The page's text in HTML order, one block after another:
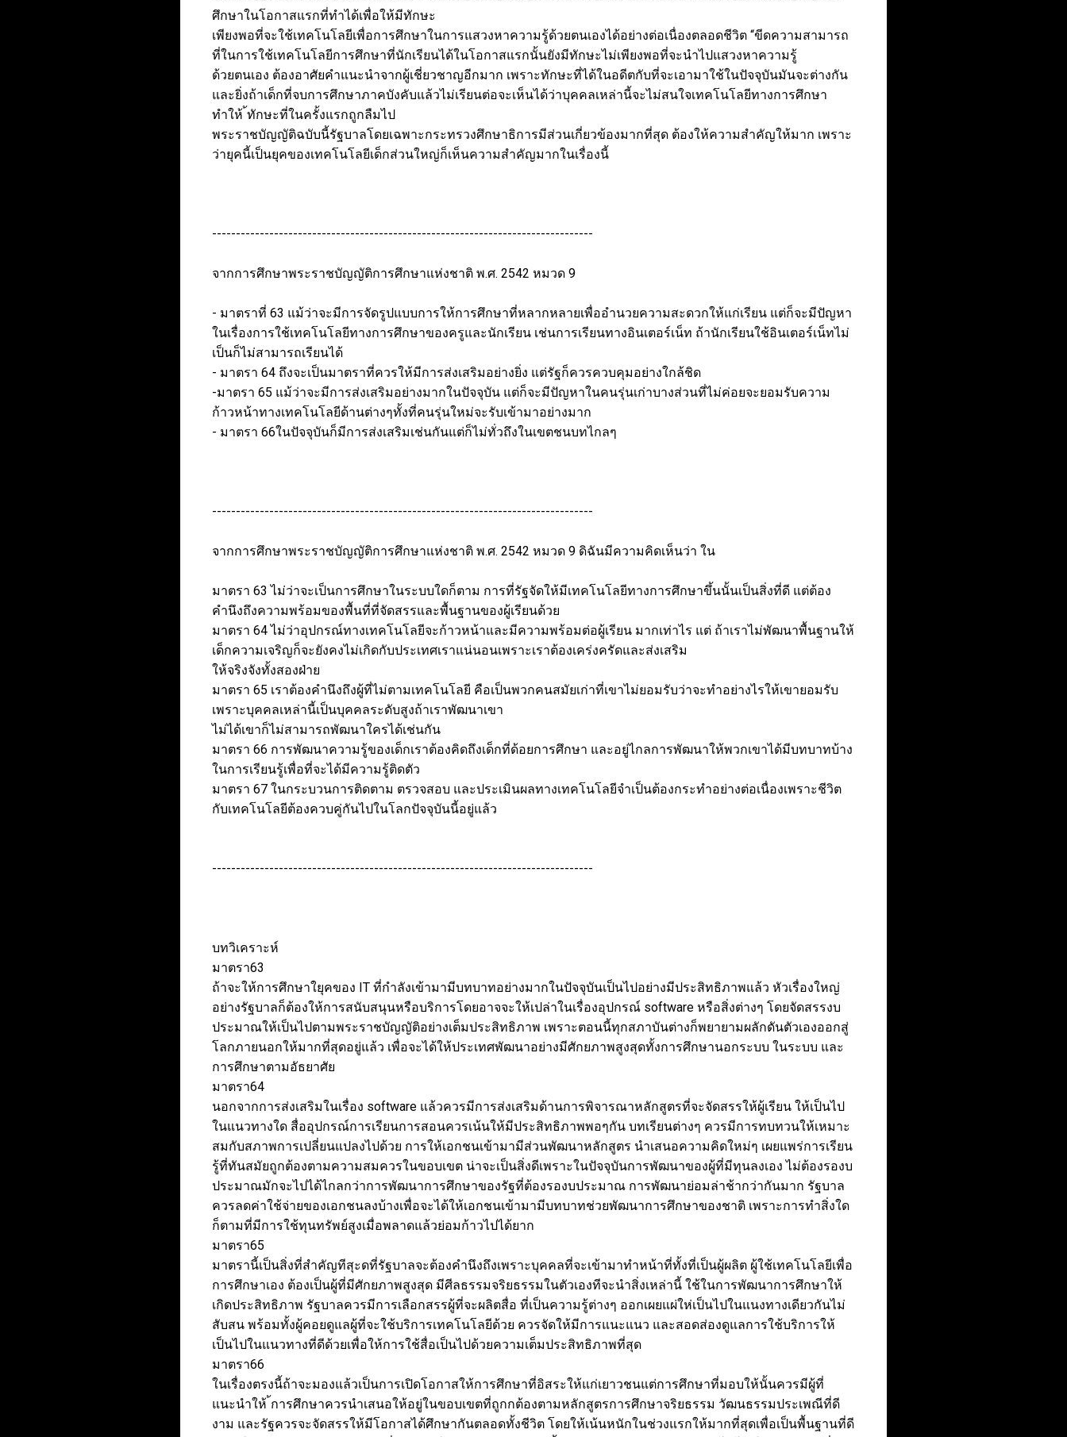
ศึกษาในโอกาสแรกที่ทำได้เพื่อให้มีทักษะ
เพียงพอที่จะใช้เทคโนโลยีเพื่อการศึกษาในการแสวงหาความรู้ด้วยตนเองได้อย่างต่อเนื่องตลอดชีวิต “ขีดความสามารถ
ที่ในการใช้เทคโนโลยีการศึกษาที่นักเรียนได้ในโอกาสแรกนั้นยังมีทักษะไม่เพียงพอที่จะนำไปแสวงหาความรู้
ด้วยตนเอง ต้องอาศัยคำแนะนำจากผู้เชี่ยวชาญอีกมาก เพราะทักษะที่ได้ในอดีตกับที่จะเอามาใช้ในปัจจุบันมันจะต่างกัน
และยิ่งถ้าเด็กที่จบการศึกษาภาคบังคับแล้วไม่เรียนต่อจะเห็นได้ว่าบุคคลเหล่านี้จะไม่สนใจเทคโนโลยีทางการศึกษา
ทำให้ ้ทักษะที่ในครั้งแรกถูกลืมไป
พระราชบัญญัติฉบับนี้รัฐบาลโดยเฉพาะกระทรวงศึกษาธิการมีส่วนเกี่ยวข้องมากที่สุด ต้องให้ความสำคัญให้มาก เพราะ
ว่ายุคนี้เป็นยุคของเทคโนโลยีเด็กส่วนใหญ่ก็เห็นความสำคัญมากในเรื่องนี้
--------------------------------------------------------------------------------
จากการศึกษาพระราชบัญญัติการศึกษาแห่งชาติ พ.ศ. 2542 หมวด 9
- มาตราที่ 63 แม้ว่าจะมีการจัดรูปแบบการให้การศึกษาที่หลากหลายเพื่ออำนวยความสะดวกให้แก่เรียน แต่ก็จะมีปัญหา
ในเรื่องการใช้เทคโนโลยีทางการศึกษาของครูและนักเรียน เช่นการเรียนทางอินเตอร์เน็ท ถ้านักเรียนใช้อินเตอร์เน็ทไม่
เป็นก็ไม่สามารถเรียนได้
- มาตรา 64 ถึงจะเป็นมาตราที่ควรให้มีการส่งเสริมอย่างยิ่ง แต่รัฐก็ควรควบคุมอย่างใกล้ชิด
-มาตรา 65 แม้ว่าจะมีการส่งเสริมอย่างมากในปัจจุบัน แต่ก็จะมีปัญหาในคนรุ่นเก่าบางส่วนที่ไม่ค่อยจะยอมรับความ
ก้าวหน้าทางเทคโนโลยีด้านต่างๆทั้งที่คนรุ่นใหม่จะรับเข้ามาอย่างมาก
- มาตรา 66ในปัจจุบันก็มีการส่งเสริมเช่นกันแต่ก็ไม่ทั่วถึงในเขตชนบทไกลๆ
--------------------------------------------------------------------------------
จากการศึกษาพระราชบัญญัติการศึกษาแห่งชาติ พ.ศ. 2542 หมวด 9 ดิฉันมีความคิดเห็นว่า ใน
มาตรา 63 ไม่ว่าจะเป็นการศึกษาในระบบใดก็ตาม การที่รัฐจัดให้มีเทคโนโลยีทางการศึกษาขึ้นนั้นเป็นสิ่งที่ดี แต่ต้อง
คำนึงถึงความพร้อมของพื้นที่ที่จัดสรรและพื้นฐานของผู้เรียนด้วย
มาตรา 64 ไม่ว่าอุปกรณ์ทางเทคโนโลยีจะก้าวหน้าและมีความพร้อมต่อผู้เรียน มากเท่าไร แต่ ถ้าเราไม่พัฒนาพื้นฐานให้
เด็กความเจริญก็จะยังคงไม่เกิดกับประเทศเราแน่นอนเพราะเราต้องเคร่งครัดและส่งเสริม
ให้จริงจังทั้งสองฝ่าย
มาตรา 65 เราต้องคำนึงถึงผู้ที่ไม่ตามเทคโนโลยี คือเป็นพวกคนสมัยเก่าที่เขาไม่ยอมรับว่าจะทำอย่างไรให้เขายอมรับ
เพราะบุคคลเหล่านี้เป็นบุคคลระดับสูงถ้าเราพัฒนาเขา
ไม่ได้เขาก็ไม่สามารถพัฒนาใครได้เช่นกัน
มาตรา 66 การพัฒนาความรู้ของเด็กเราต้องคิดถึงเด็กที่ด้อยการศึกษา และอยู่ไกลการพัฒนาให้พวกเขาได้มีบทบาทบ้าง
ในการเรียนรู้เพื่อที่จะได้มีความรู้ติดตัว
มาตรา 67 ในกระบวนการติดตาม ตรวจสอบ และประเมินผลทางเทคโนโลยีจำเป็นต้องกระทำอย่างต่อเนื่องเพราะชีวิต
กับเทคโนโลยีต้องควบคู่กันไปในโลกปัจจุบันนี้อยู่แล้ว
--------------------------------------------------------------------------------
บทวิเคราะห์
มาตรา63
ถ้าจะให้การศึกษาใยุคของ IT ที่กำลังเข้ามามีบทบาทอย่างมากในปัจจุบันเป็นไปอย่างมีประสิทธิภาพแล้ว หัวเรื่องใหญ่
อย่างรัฐบาลก็ต้องให้การสนับสนุนหรือบริการโดยอาจจะให้เปล่าในเรื่องอุปกรณ์ software หรือสิ่งต่างๆ โดยจัดสรรงบ
ประมาณให้เป็นไปตามพระราชบัญญัติอย่างเต็มประสิทธิภาพ เพราะตอนนี้ทุกสภาบันต่างก็พยายามผลักดันตัวเองออกสู่
โลกภายนอกให้มากที่สุดอยู่แล้ว เพื่อจะได้ให้ประเทศพัฒนาอย่างมีศักยภาพสูงสุดทั้งการศึกษานอกระบบ ในระบบ และ
การศึกษาตามอัธยาศัย
มาตรา64
นอกจากการส่งเสริมในเรื่อง software แล้วควรมีการส่งเสริมด้านการพิจารณาหลักสูตรที่จะจัดสรรให้ผู้เรียน ให้เป็นไป
ในแนวทางใด สื่ออุปกรณ์การเรียนการสอนควรเน้นให้มีประสิทธิภาพพอๆกัน บทเรียนต่างๆ ควรมีการทบทวนให้เหมาะ
สมกับสภาพการเปลี่ยนแปลงไปด้วย การให้เอกชนเข้ามามีส่วนพัฒนาหลักสูตร นำเสนอความคิดใหม่ๆ เผยแพร่การเรียน
รู้ที่ทันสมัยถูกต้องตามความสมควรในขอบเขต น่าจะเป็นสิ่งดีเพราะในปัจจุบันการพัฒนาของผู้ที่มีทุนลงเอง ไม่ต้องรองบ
ประมาณมักจะไปได้ไกลกว่าการพัฒนาการศึกษาของรัฐที่ต้องรองบประมาณ การพัฒนาย่อมล่าช้ากว่ากันมาก รัฐบาล
ควรลดค่าใช้จ่ายของเอกชนลงบ้างเพื่อจะได้ให้เอกชนเข้ามามีบทบาทช่วยพัฒนาการศึกษาของชาติ เพราะการทำสิ่งใด
ก็ตามที่มีการใช้ทุนทรัพย์สูงเมื่อพลาดแล้วย่อมก้าวไปได้ยาก
มาตรา65
มาตรานี้เป็นสิ่งที่สำคัญทีสุะดที่รัฐบาลจะต้องคำนึงถึงเพราะบุคคลที่จะเข้ามาทำหน้าที่ทั้งที่เป็นผู้ผลิต ผู้ใช้เทคโนโลยีเพื่อ
การศึกษาเอง ต้องเป็นผู้ที่มีศักยภาพสูงสุด มีศีลธรรมจริยธรรมในตัวเองทีจะนำสิ่งเหล่านี้ ใช้ในการพัฒนาการศึกษาให้
เกิดประสิทธิภาพ รัฐบาลควรมีการเลือกสรรผู้ที่จะผลิตสื่อ ที่เป็นความรู้ต่างๆ ออกเผยแผ่ให่เป็นไปในแนงทางเดียวกันไม่
สับสน พร้อมทั้งผู้คอยดูแลผู้ที่จะใช้บริการเทคโนโลยีด้วย ควรจัดให้มีการแนะแนว และสอดส่องดูแลการใช้บริการให้
เป็นไปในแนวทางที่ดีด้วยเพื่อให้การใช้สื่อเป็นไปด้วยความเต็มประสิทธิภาพที่สุด
มาตรา66
ในเรื่องตรงนี้ถ้าจะมองแล้วเป็นการเปิดโอกาสให้การศึกษาที่อิสระให้แก่เยาวชนแต่การศึกษาที่มอบให้นั้นควรมีผู้ที่
แนะนำให้ ้การศึกษาควรนำเสนอให้อยู่ในขอบเขตที่ถูกกต้องตามหลักสูตรการศึกษาจริยธรรม วัฒนธรรมประเพณีที่ดี
งาม และรัฐควรจะจัดสรรให้มีโอกาสได้ศึกษากันตลอดทั้งชีวิต โดยให้เน้นหนักในช่วงแรกให้มากที่สุดเพื่อเป็นพื้นฐานที่ดี